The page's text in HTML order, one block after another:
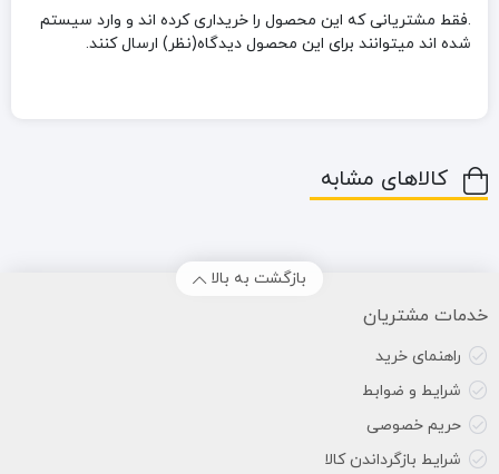
.فقط مشتریانی که این محصول را خریداری کرده اند و وارد سیستم
شده اند میتوانند برای این محصول دیدگاه(نظر) ارسال کنند.
کالاهای مشابه
بازگشت به بالا
خدمات مشتریان
راهنمای خرید
شرایط و ضوابط
حریم خصوصی
شرایط بازگرداندن کالا